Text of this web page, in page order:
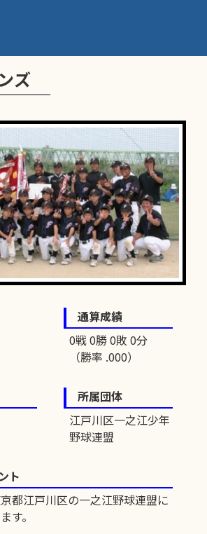
ズ
通算成績
0戦 0勝 0敗 0分
（勝率 .000）
所属団体
江戸川区一之江少年
野球連盟
ト
都江戸川区の一之江野球連盟に
す。